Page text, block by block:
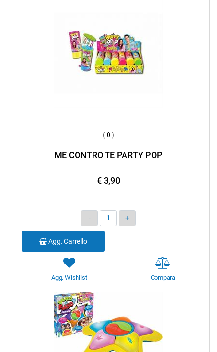
(0 )
ME CONTRO TE PARTY POP
€ 3,90
Quantità
Agg. Carrello
Agg. Wishlist Compara